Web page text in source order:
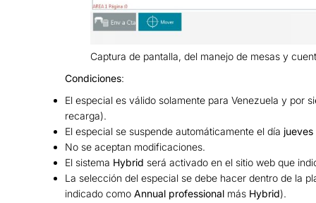
Captura de pantalla, del manejo de mesas y
Condiciones:
El especial es válido solamente para Venezuela y por
recarga).
El especial se suspende automáticamente el día
No se aceptan modificaciones.
El sistema Hybrid será activado en el sitio web que
La selección del especial se debe hacer dentro de la
indicado como Annual professional másHybrid).